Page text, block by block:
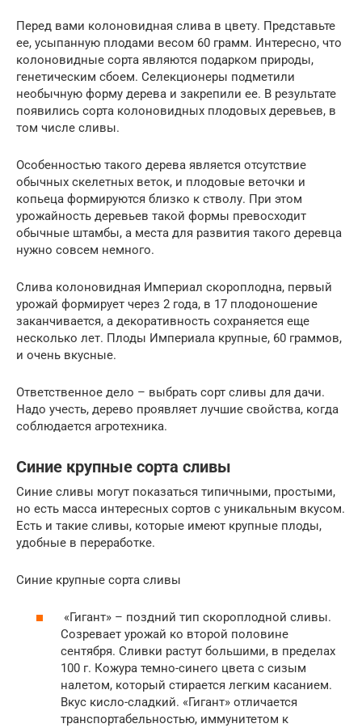
Перед вами колоновидная слива в цвету. Представьте
ее, усыпанную плодами весом 60 грамм. Интересно, что
колоновидные сорта являются подарком природы,
генетическим сбоем. Селекционеры подметили
необычную форму дерева и закрепили ее. В результате
появились сорта колоновидных плодовых деревьев, в
том числе сливы.
Особенностью такого дерева является отсутствие
обычных скелетных веток, и плодовые веточки и
копьеца формируются близко к стволу. При этом
урожайность деревьев такой формы превосходит
обычные штамбы, а места для развития такого деревца
нужно совсем немного.
Слива колоновидная Империал скороплодна, первый
урожай формирует через 2 года, в 17 плодоношение
заканчивается, а декоративность сохраняется еще
несколько лет. Плоды Империала крупные, 60 граммов,
и очень вкусные.
Ответственное дело – выбрать сорт сливы для дачи.
Надо учесть, дерево проявляет лучшие свойства, когда
соблюдается агротехника.
Синие крупные сорта сливы
Синие сливы могут показаться типичными, простыми,
но есть масса интересных сортов с уникальным вкусом.
Есть и такие сливы, которые имеют крупные плоды,
удобные в переработке.
Синие крупные сорта сливы
«Гигант» – поздний тип скороплодной сливы.
Созревает урожай ко второй половине
сентября. Сливки растут большими, в пределах
100 г. Кожура темно-синего цвета с сизым
налетом, который стирается легким касанием.
Вкус кисло-сладкий. «Гигант» отличается
транспортабельностью, иммунитетом к